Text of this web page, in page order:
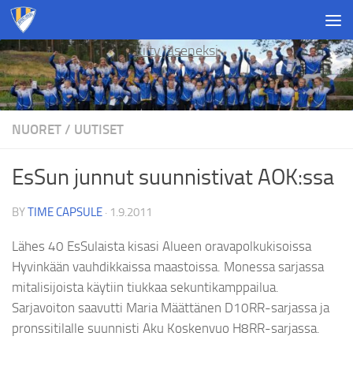
Skip to content
Liity jäseneksi
NUORET / UUTISET
EsSun junnut suunnistivat AOK:ssa
BYTIME CAPSULE · 1.9.2011
Lähes 40 EsSulaista kisasi Alueen oravapolkukisoissa
Hyvinkään vauhdikkaissa maastoissa. Monessa sarjassa
mitalisijoista käytiin tiukkaa sekuntikamppailua.
Sarjavoiton saavutti Maria Määttänen D10RR-sarjassa ja
pronssitilalle suunnisti Aku Koskenvuo H8RR-sarjassa.